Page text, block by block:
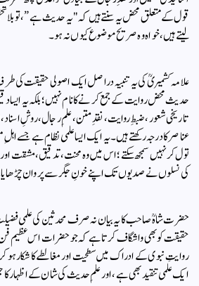
قول کے متعلق محض یہ سنتے ہیں کہ "یہ حدیث ہے”، تو بلا
لیتے ہیں، خواہ وہ صریح موضوع کیوں نہ ہو ۔
علامہ کشمیریؒ کی یہ تنبیہ دراصل ایک اصولی حقیقت کی
حدیث محض روایت کے جمع کرنے کا نام نہیں؛ بلکہ یہ
تاریخی شعور، ضبطِ روایت، نقدِ متن، علمِ رجال، روشِ
عناصر کا درجہ رکھتے ہیں۔یہ ایک ایسا علمی نظام ہے جسے
تول کر نہیں سمجھ سکتے؛ اس میں وہ محنت، تدقیق، مشقت
کی نسلوں نے صدیوں تک اپنے خونِ جگر سے پروان
حضرت شاہؒ صاحب کا یہ بیان نہ صرف محدثین کی علمی
حقیقت کو بھی واشگاف کرتا ہے کہ جو حضرات اس عظیم
روایتِ نبوی کے ادراک میں سطحیت اور مغالطے کا شکار ہو
ایک علمی تنقید بھی ہے، اور علمِ حدیث کی شان کے اظہار